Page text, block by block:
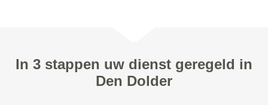
In 3 stappen uw dienst geregeld in
Den Dolder